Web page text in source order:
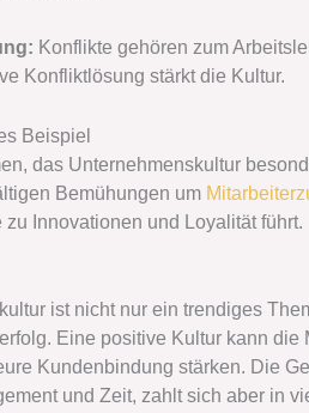
Konflikte gehören zum
Konfliktlösung stärkt die Kultur.
Beispiel
das Unternehmenskultur
Bemühungen um
zu Innovationen und Loyalität führt.
ist nicht nur ein trendiges
Eine positive Kultur kann
Kundenbindung stärken. Die
und Zeit, zahlt sich aber in